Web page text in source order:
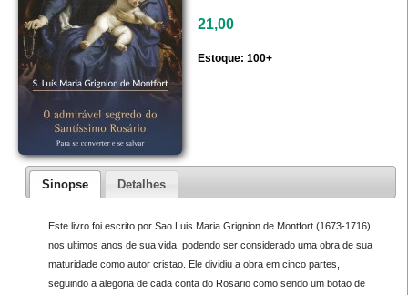
21,00
Estoque: 100+
Sinopse Detalhes
Este livro foi escrito por Sao Luis Maria Grignion de Montfort (1673-1716)
nos ultimos anos de sua vida, podendo ser considerado uma obra de sua
maturidade como autor cristao. Ele dividiu a obra em cinco partes,
seguindo a alegoria de cada conta do Rosario como sendo um botao de